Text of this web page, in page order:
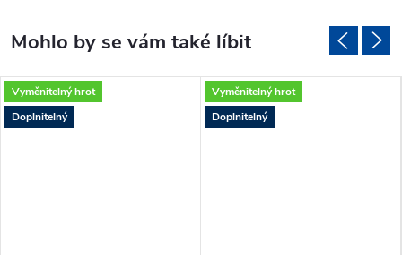
Vyměnitelný hrot
Doplnitelný
Vyměnitelný hrot
Doplnitelný